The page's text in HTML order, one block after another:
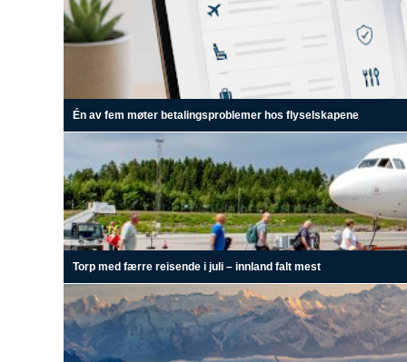
Én av fem møter betalingsproblemer hos flyselskapene
Torp med færre reisende i juli – innland falt mest